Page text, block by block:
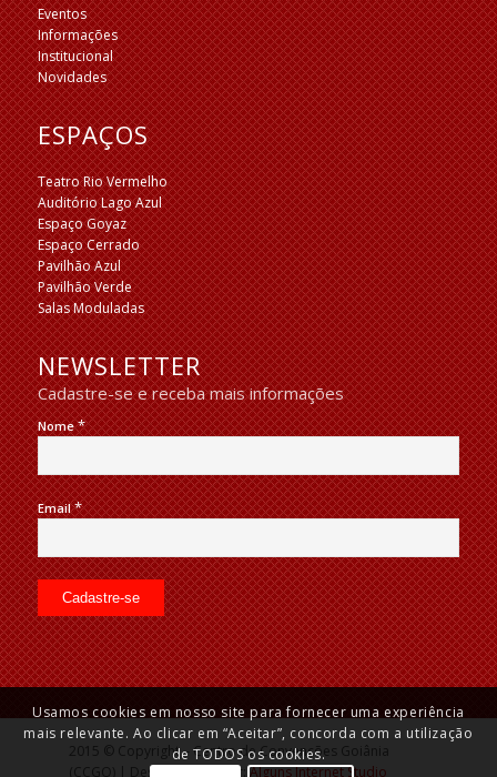
Eventos
Informações
Institucional
Novidades
ESPAÇOS
Teatro Rio Vermelho
Auditório Lago Azul
Espaço Goyaz
Espaço Cerrado
Pavilhão Azul
Pavilhão Verde
Salas Moduladas
NEWSLETTER
Cadastre-se e receba mais informações
Nome*
Email*
2015 © Copyright – Centro de Convenções Goiânia
(CCGO) | Desenvolvido por:Alguns Internet Studio
Usamos cookies em nosso site para fornecer uma experiência
mais relevante. Ao clicar em “Aceitar”, concorda com a utilização
de TODOS os cookies.